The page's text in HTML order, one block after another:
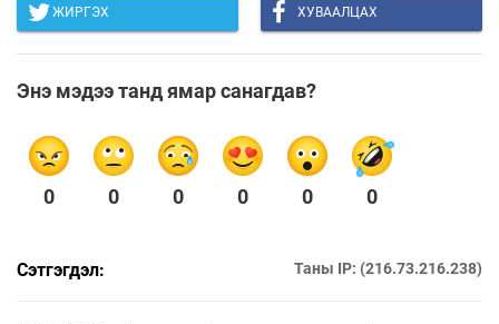
ЖИРГЭХ ХУВААЛЦАХ
Энэ мэдээ танд ямар санагдав?
0 0 0 0 0 0
Сэтгэгдэл: Таны IP: (216.73.216.238)